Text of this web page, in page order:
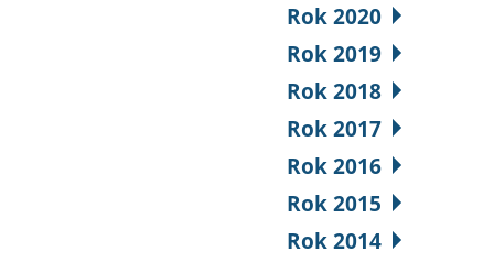
Rok 2020
Rok 2019
Rok 2018
Rok 2017
Rok 2016
Rok 2015
Rok 2014